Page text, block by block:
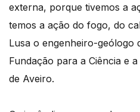
externa, porque tivemos a
temos a ação do fogo, do
Lusa o engenheiro-geólogo
Fundação para a Ciência e
de Aveiro.